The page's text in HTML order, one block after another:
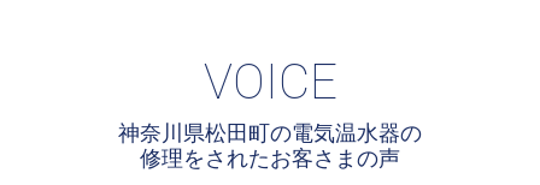
VOICE
神奈川県松田町の電気温水器の
修理をされたお客さまの声